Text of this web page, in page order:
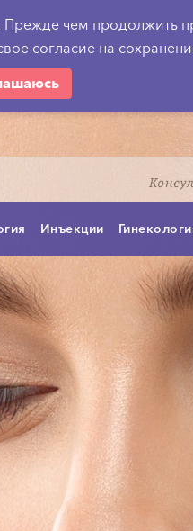
чем продолжить
согласие на
Инъекции